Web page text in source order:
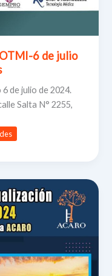
6 de julio
de julio de 2024.
Salta N° 2255,